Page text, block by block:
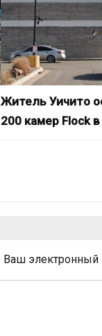
Житель Уичито
200 камер Flock
Ваш электронный